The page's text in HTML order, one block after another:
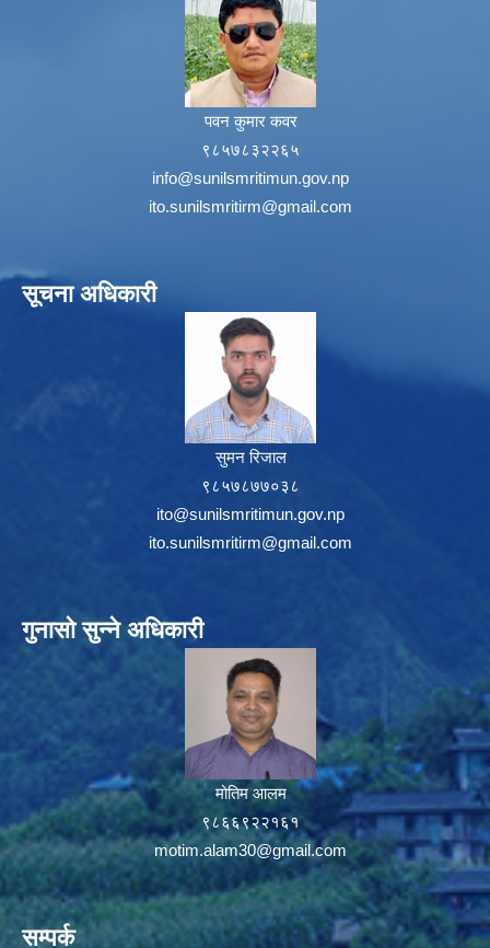
पवन कुमार कवर
९८५७८३२२६५
info@sunilsmritimun.gov.np
ito.sunilsmritirm@gmail.com
सूचना अधिकारी
सुमन रिजाल
९८५७८७७०३८
ito@sunilsmritimun.gov.np
ito.sunilsmritirm@gmail.com
गुनासो सुन्ने अधिकारी
मोतिम आलम
९८६६९२२१६१
motim.alam30@gmail.com
सम्पर्क